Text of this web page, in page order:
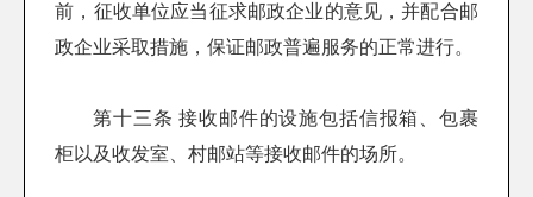
前，征收单位应当征求邮政企业的意见，并配合邮
政企业采取措施，保证邮政普遍服务的正常进行。
第十三条 接收邮件的设施包括信报箱、包裹
柜以及收发室、村邮站等接收邮件的场所。